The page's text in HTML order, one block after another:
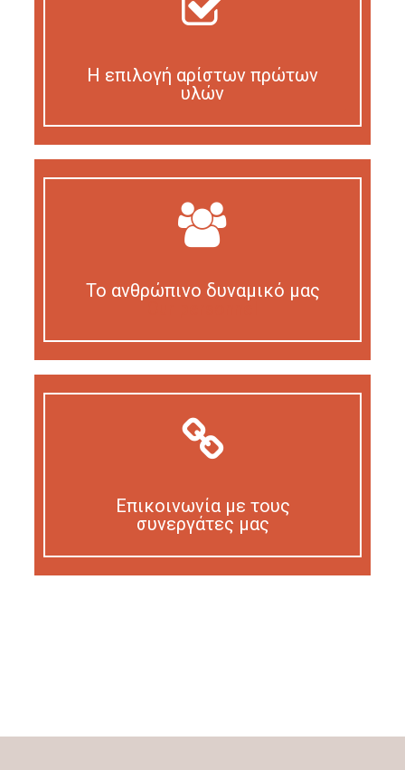
Η επιλογή αρίστων πρώτων
υλών
Το ανθρώπινο δυναμικό μας
Επικοινωνία με τους
συνεργάτες μας